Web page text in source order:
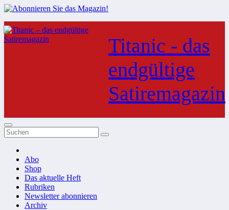
Zum
Inhalt
springen
Titanic - das
endgültige
Satiremagazin
Abo
Shop
Das aktuelle Heft
Rubriken
Newsletter abonnieren
Archiv